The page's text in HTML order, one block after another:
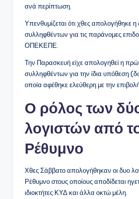
ανά περίπτωση.
Υπενθυμίζεται ότι χθες απολογήθηκε
συλληφθέντων για τις παράνομες
ΟΠΕΚΕΠΕ.
Την Παρασκευή είχε απολογηθεί η
συλληφθέντων για την ίδια υπόθεση
οποία αφέθηκε ελεύθερη με την
Ο ρόλος των
λογιστών από
Ρέθυμνο
Χθες Σάββατο απολογήθηκαν οι δυο
Ρέθυμνο στους οποίους αποδίδεται
ιδιοκτήτες ΚΥΔ και άλλα οκτώ μέλη.